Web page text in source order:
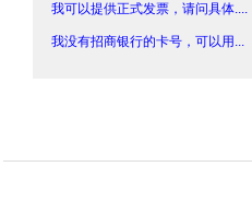
我可以提供正式发票，请问具体....
我没有招商银行的卡号，可以用...